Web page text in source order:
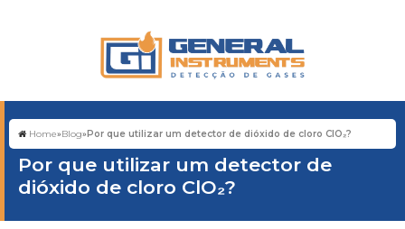
Home»Blog»Por que utilizar um detector de dióxido de cloro ClO₂?
Por que utilizar um detector de
dióxido de cloro ClO₂?